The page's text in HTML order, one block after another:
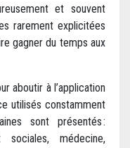
et souvent
rarement explicitées
gagner du temps aux
aboutir à l’application
utilisés constamment
sont présentés :
médecine,